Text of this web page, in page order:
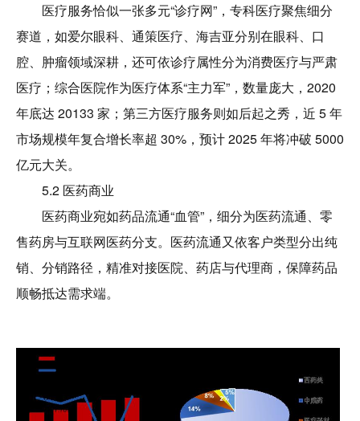
医疗服务恰似一张多元“诊疗网”，专科医疗聚焦细分
赛道，如爱尔眼科、通策医疗、海吉亚分别在眼科、口
腔、肿瘤领域深耕，还可依诊疗属性分为消费医疗与严肃
医疗；综合医院作为医疗体系“主力军”，数量庞大，2020
年底达 20133 家；第三方医疗服务则如后起之秀，近 5 年
市场规模年复合增长率超 30%，预计 2025 年将冲破 5000
亿元大关。
5.2 医药商业
医药商业宛如药品流通“血管”，细分为医药流通、零
售药房与互联网医药分支。医药流通又依客户类型分出纯
销、分销路径，精准对接医院、药店与代理商，保障药品
顺畅抵达需求端。